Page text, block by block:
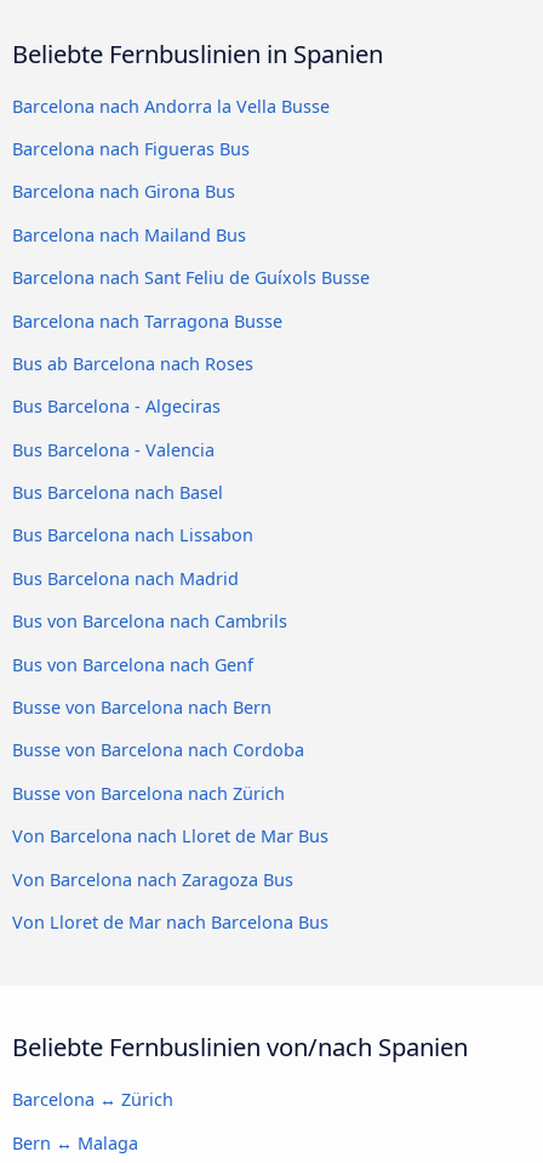
Beliebte Fernbuslinien in Spanien
Barcelona nach Andorra la Vella Busse
Barcelona nach Figueras Bus
Barcelona nach Girona Bus
Barcelona nach Mailand Bus
Barcelona nach Sant Feliu de Guíxols Busse
Barcelona nach Tarragona Busse
Bus ab Barcelona nach Roses
Bus Barcelona - Algeciras
Bus Barcelona - Valencia
Bus Barcelona nach Basel
Bus Barcelona nach Lissabon
Bus Barcelona nach Madrid
Bus von Barcelona nach Cambrils
Bus von Barcelona nach Genf
Busse von Barcelona nach Bern
Busse von Barcelona nach Cordoba
Busse von Barcelona nach Zürich
Von Barcelona nach Lloret de Mar Bus
Von Barcelona nach Zaragoza Bus
Von Lloret de Mar nach Barcelona Bus
Beliebte Fernbuslinien von/nach Spanien
Barcelona ↔ Zürich
Bern ↔ Malaga